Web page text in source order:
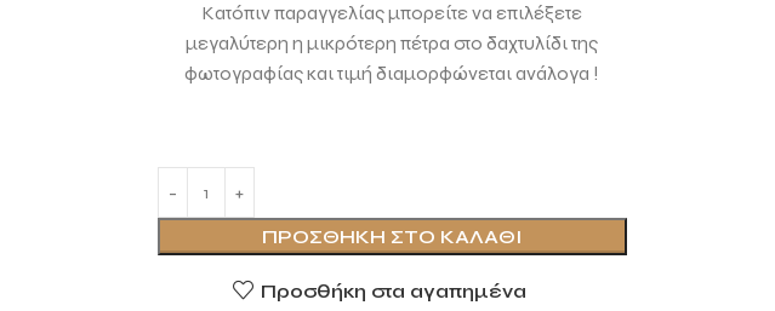
Κατόπιν παραγγελίας μπορείτε να επιλέξετε
μεγαλύτερη η μικρότερη πέτρα στο δαχτυλίδι της
φωτογραφίας και τιμή διαμορφώνεται ανάλογα !
ΠΡΟΣΘΉΚΗ ΣΤΟ ΚΑΛΆΘΙ
Προσθήκη στα αγαπημένα